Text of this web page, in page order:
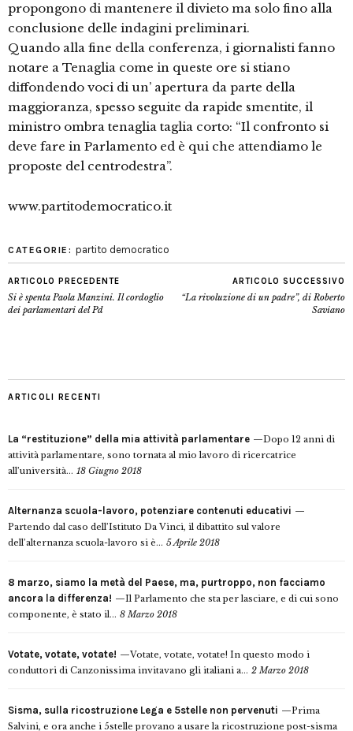
propongono di mantenere il divieto ma solo fino alla
conclusione delle indagini preliminari.
Quando alla fine della conferenza, i giornalisti fanno
notare a Tenaglia come in queste ore si stiano
diffondendo voci di un’ apertura da parte della
maggioranza, spesso seguite da rapide smentite, il
ministro ombra tenaglia taglia corto: “Il confronto si
deve fare in Parlamento ed è qui che attendiamo le
proposte del centrodestra”.
www.partitodemocratico.it
CATEGORIE: partito democratico
ARTICOLO PRECEDENTE
Si è spenta Paola Manzini. Il cordoglio
dei parlamentari del Pd
ARTICOLO SUCCESSIVO
“La rivoluzione di un padre”, di Roberto
Saviano
ARTICOLI RECENTI
La “restituzione” della mia attività parlamentare
Dopo 12 anni di
attività parlamentare, sono tornata al mio lavoro di ricercatrice
all’università... 18 Giugno 2018
Alternanza scuola-lavoro, potenziare contenuti educativi
Partendo dal caso dell’Istituto Da Vinci, il dibattito sul valore
dell’alternanza scuola-lavoro si è... 5 Aprile 2018
8 marzo, siamo la metà del Paese, ma, purtroppo, non facciamo
ancora la differenza!
Il Parlamento che sta per lasciare, e di cui sono
componente, è stato il... 8 Marzo 2018
Votate, votate, votate!
Votate, votate, votate! In questo modo i
conduttori di Canzonissima invitavano gli italiani a... 2 Marzo 2018
Sisma, sulla ricostruzione Lega e 5stelle non pervenuti
Prima
Salvini, e ora anche i 5stelle provano a usare la ricostruzione post-sisma